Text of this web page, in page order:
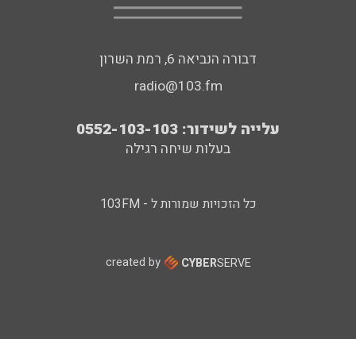
דבורה הנביאה 6, רמת השרון
radio@103.fm
עלייה לשידור: 0552-103-103
בעלות שיחה רגילה
כל הזכויות שמורות ל - 103FM
created by CYBERSERVE